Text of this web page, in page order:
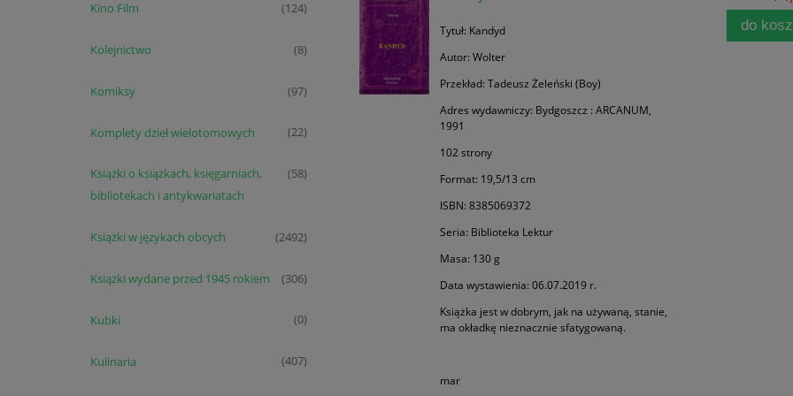
Kino Film (124)
Kolejnictwo (8)
Komiksy (97)
Komplety dzieł wielotomowych (22)
Książki o książkach, księgarniach,
bibliotekach i antykwariatach
(58)
Książki w językach obcych (2492)
Książki wydane przed 1945 rokiem (306)
Kubki (0)
Kulinaria (407)
Tytuł: Kandyd
Autor: Wolter
Przekład: Tadeusz Żeleński (Boy)
Adres wydawniczy: Bydgoszcz : ARCANUM,
1991
102 strony
Format: 19,5/13 cm
ISBN: 8385069372
Seria: Biblioteka Lektur
Masa: 130 g
Data wystawienia: 06.07.2019 r.
Książka jest w dobrym, jak na używaną, stanie,
ma okładkę nieznacznie sfatygowaną.
mar
do